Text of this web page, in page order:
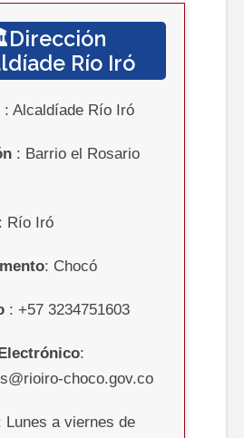
Río Iró
: Alcaldíade Río Iró
: Barrio el Rosario
: Río Iró
: Chocó
: +57 3234751603
:
choco.gov.co
Lunes a viernes de